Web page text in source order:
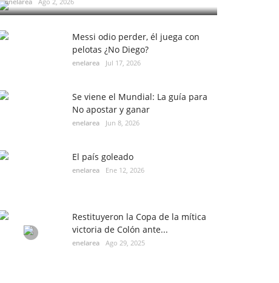
Messi odio perder, él juega con
pelotas ¿No Diego?
enelarea Jul 17, 2026
Se viene el Mundial: La guía para
No apostar y ganar
enelarea Jun 8, 2026
El país goleado
enelarea Ene 12, 2026
Restituyeron la Copa de la mítica
victoria de Colón ante...
enelarea Ago 29, 2025